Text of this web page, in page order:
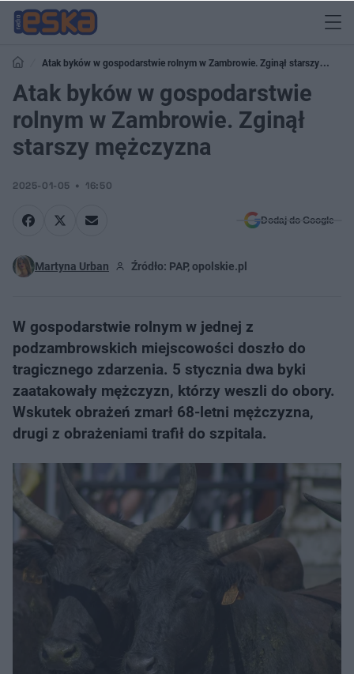
Atak byków w gospodarstwie rolnym w Zambrowie. Zginął starszy
mężczyzna
Atak byków w gospodarstwie
rolnym w Zambrowie. Zginął
starszy mężczyzna
2025-01-05 16:50
Dodaj do Google
Martyna Urban Źródło: PAP, opolskie.pl
W gospodarstwie rolnym w jednej z
podzambrowskich miejscowości doszło do
tragicznego zdarzenia. 5 stycznia dwa byki
zaatakowały mężczyzn, którzy weszli do obory.
Wskutek obrażeń zmarł 68-letni mężczyzna,
drugi z obrażeniami trafił do szpitala.